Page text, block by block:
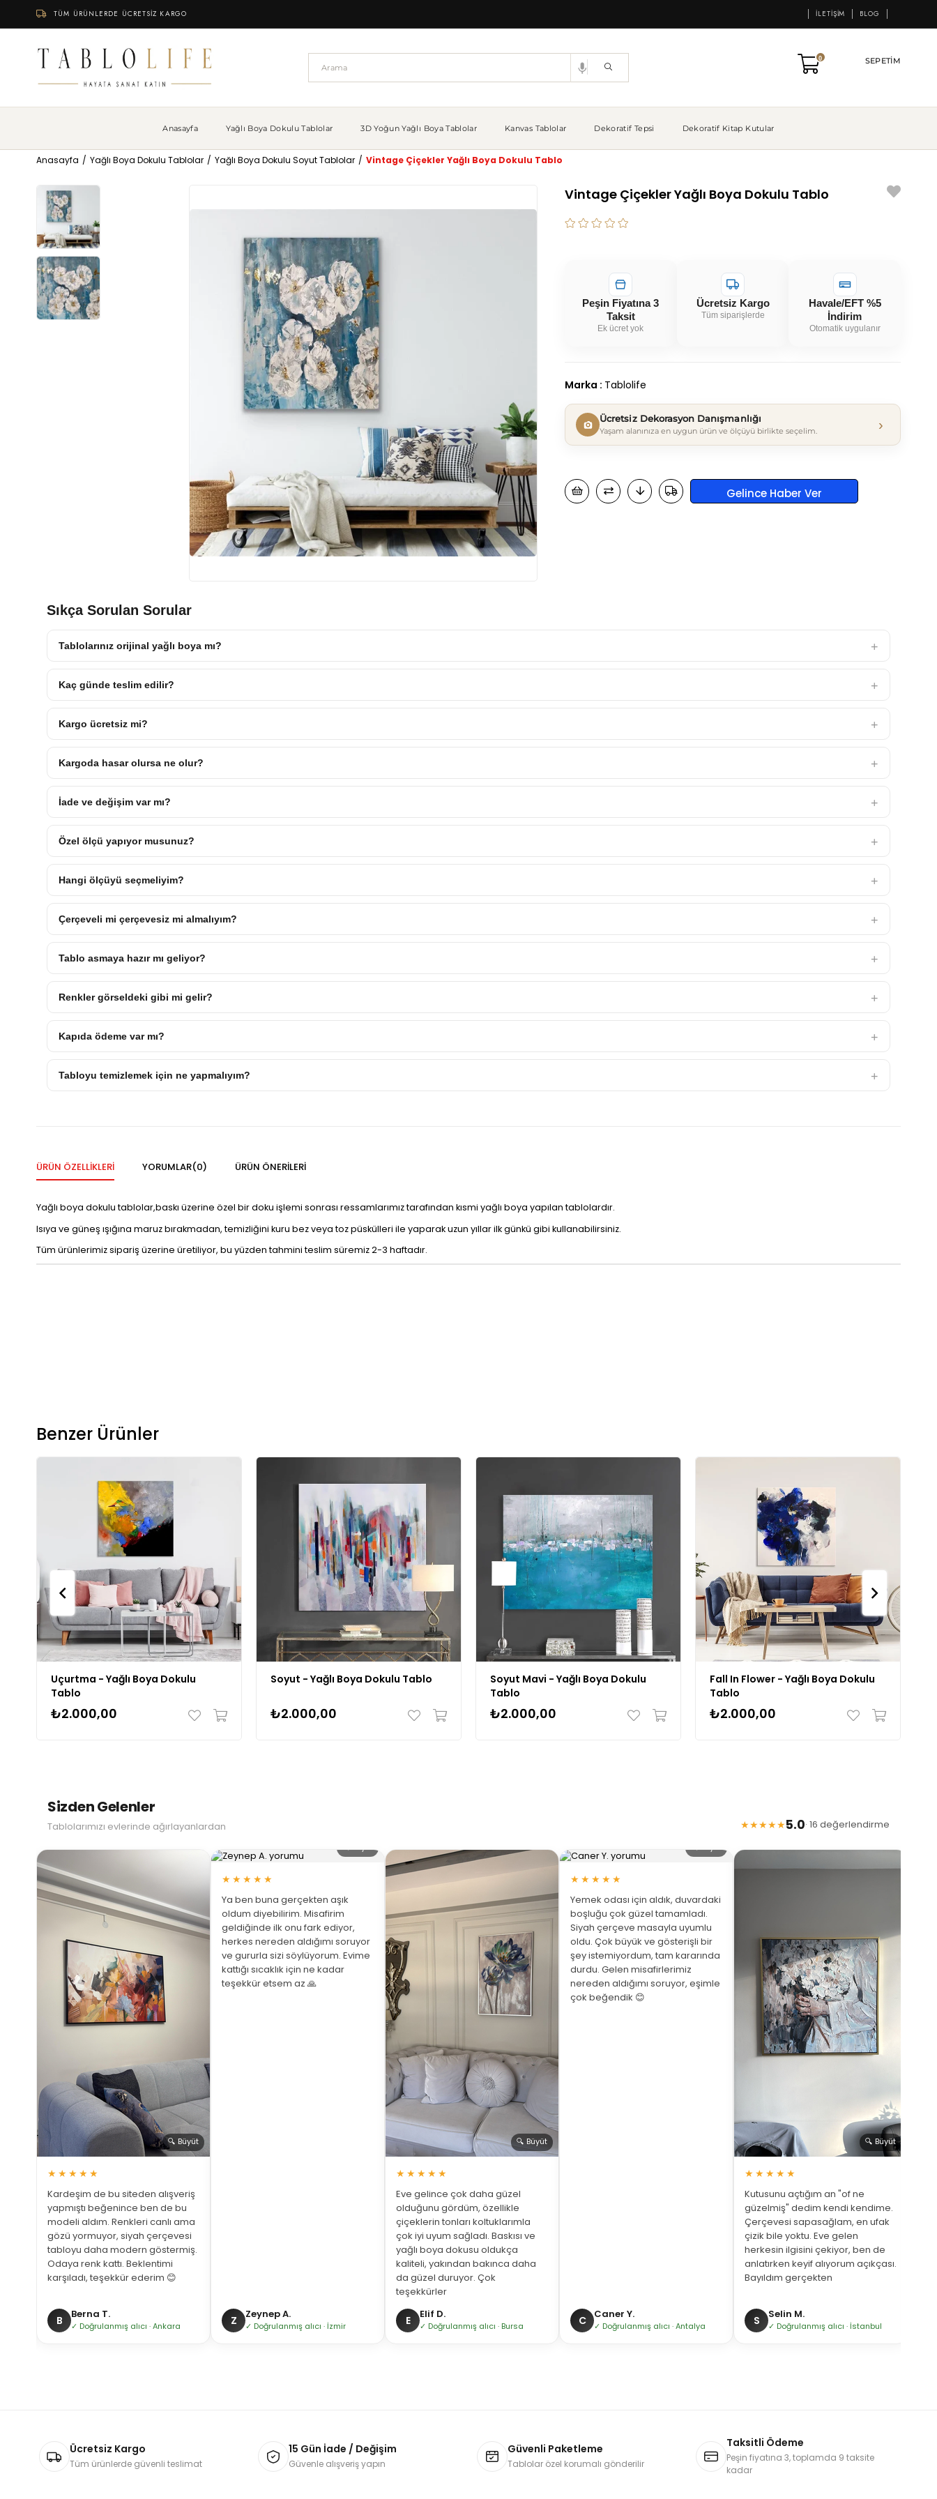
TÜM ÜRÜNLERDE ÜCRETSİZ KARGO İLETIŞIM BLOG
SEPETIM
0
Anasayfa Yağlı Boya Dokulu Tablolar 3D Yoğun Yağlı Boya Tablolar Kanvas Tablolar Dekoratif Tepsi Dekoratif Kitap Kutular
Anasayfa Yağlı Boya Dokulu Tablolar Yağlı Boya Dokulu Soyut Tablolar Vintage Çiçekler Yağlı Boya Dokulu Tablo
Vintage Çiçekler Yağlı Boya Dokulu Tablo
Peşin Fiyatına 3
Taksit
Ek ücret yok
Ücretsiz Kargo
Tüm siparişlerde
Havale/EFT %5
İndirim
Otomatik uygulanır
Marka : Tablolife
Ücretsiz Dekorasyon Danışmanlığı
Yaşam alanınıza en uygun ürün ve ölçüyü birlikte seçelim. ›
Gelince Haber Ver
Sıkça Sorulan Sorular
Tablolarınız orijinal yağlı boya mı?
Kaç günde teslim edilir?
Kargo ücretsiz mi?
Kargoda hasar olursa ne olur?
İade ve değişim var mı?
Özel ölçü yapıyor musunuz?
Hangi ölçüyü seçmeliyim?
Çerçeveli mi çerçevesiz mi almalıyım?
Tablo asmaya hazır mı geliyor?
Renkler görseldeki gibi mi gelir?
Kapıda ödeme var mı?
Tabloyu temizlemek için ne yapmalıyım?
ÜRÜN ÖZELLIKLERI YORUMLAR(0) ÜRÜN ÖNERILERI
Yağlı boya dokulu tablolar,baskı üzerine özel bir doku işlemi sonrası ressamlarımız tarafından kısmi yağlı boya yapılan tablolardır.
Isıya ve güneş ışığına maruz bırakmadan, temizliğini kuru bez veya toz püskülleri ile yaparak uzun yıllar ilk günkü gibi kullanabilirsiniz.
Tüm ürünlerimiz sipariş üzerine üretiliyor, bu yüzden tahmini teslim süremiz 2-3 haftadır.
Benzer Ürünler
Uçurtma - Yağlı Boya Dokulu
Tablo
₺2.000,00
Soyut - Yağlı Boya Dokulu Tablo
₺2.000,00
Soyut Mavi - Yağlı Boya Dokulu
Tablo
₺2.000,00
Fall In Flower - Yağlı Boya Dokulu
Tablo
₺2.000,00
Sizden Gelenler
Tablolarımızı evlerinde ağırlayanlardan ★★★★★5.0· 16 değerlendirme
🔍 Büyüt
★★★★★
Kardeşim de bu siteden alışveriş
yapmıştı beğenince ben de bu
modeli aldım. Renkleri canlı ama
gözü yormuyor, siyah çerçevesi
tabloyu daha modern göstermiş.
Odaya renk kattı. Beklentimi
karşıladı, teşekkür ederim 😊
B Berna T.
✓ Doğrulanmış alıcı · Ankara
🔍 Büyüt
★★★★★
Ya ben buna gerçekten aşık
oldum diyebilirim. Misafirim
geldiğinde ilk onu fark ediyor,
herkes nereden aldığımı soruyor
ve gururla sizi söylüyorum. Evime
kattığı sıcaklık için ne kadar
teşekkür etsem az 🙏
Z Zeynep A.
✓ Doğrulanmış alıcı · İzmir
🔍 Büyüt
★★★★★
Eve gelince çok daha güzel
olduğunu gördüm, özellikle
çiçeklerin tonları koltuklarımla
çok iyi uyum sağladı. Baskısı ve
yağlı boya dokusu oldukça
kaliteli, yakından bakınca daha
da güzel duruyor. Çok
teşekkürler
E Elif D.
✓ Doğrulanmış alıcı · Bursa
🔍 Büyüt
★★★★★
Yemek odası için aldık, duvardaki
boşluğu çok güzel tamamladı.
Siyah çerçeve masayla uyumlu
oldu. Çok büyük ve gösterişli bir
şey istemiyordum, tam kararında
durdu. Gelen misafirlerimiz
nereden aldığımı soruyor, eşimle
çok beğendik 😊
C Caner Y.
✓ Doğrulanmış alıcı · Antalya
🔍 Büyüt
★★★★★
Kutusunu açtığım an "of ne
güzelmiş" dedim kendi kendime.
Çerçevesi sapasağlam, en ufak
çizik bile yoktu. Eve gelen
herkesin ilgisini çekiyor, ben de
anlatırken keyif alıyorum açıkçası.
Bayıldım gerçekten
S Selin M.
✓ Doğrulanmış alıcı · İstanbul
Ücretsiz Kargo
Tüm ürünlerde güvenli teslimat
15 Gün İade / Değişim
Güvenle alışveriş yapın
Güvenli Paketleme
Tablolar özel korumalı gönderilir
Taksitli Ödeme
Peşin fiyatına 3, toplamda 9 taksite
kadar